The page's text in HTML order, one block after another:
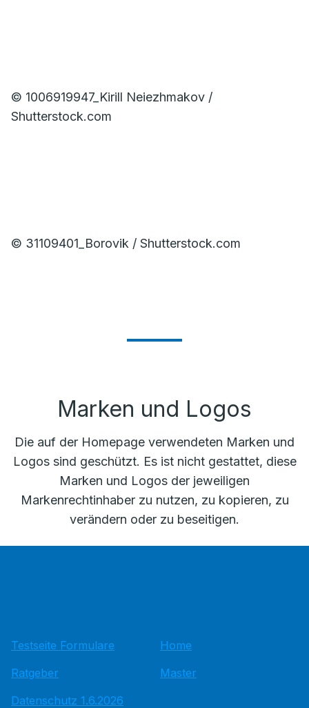
© 1006919947_Kirill Neiezhmakov /
Shutterstock.com
© 31109401_Borovik / Shutterstock.com
Marken und Logos
Die auf der Homepage verwendeten Marken und
Logos sind geschützt. Es ist nicht gestattet, diese
Marken und Logos der jeweiligen
Markenrechtinhaber zu nutzen, zu kopieren, zu
verändern oder zu beseitigen.
Testseite Formulare
Ratgeber
Datenschutz 1.6.2026
Home
Master